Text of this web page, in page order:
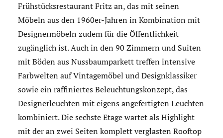
Frühstücksrestaurant Fritz an, das mit seinen
Möbeln aus den 1960er-Jahren in Kombination mit
Designermöbeln zudem für die Öffentlichkeit
zugänglich ist. Auch in den 90 Zimmern und Suiten
mit Böden aus Nussbaumparkett treffen intensive
Farbwelten auf Vintagemöbel und Designklassiker
sowie ein raffiniertes Beleuchtungskonzept, das
Designerleuchten mit eigens angefertigten Leuchten
kombiniert. Die sechste Etage wartet als Highlight
mit der an zwei Seiten komplett verglasten Rooftop